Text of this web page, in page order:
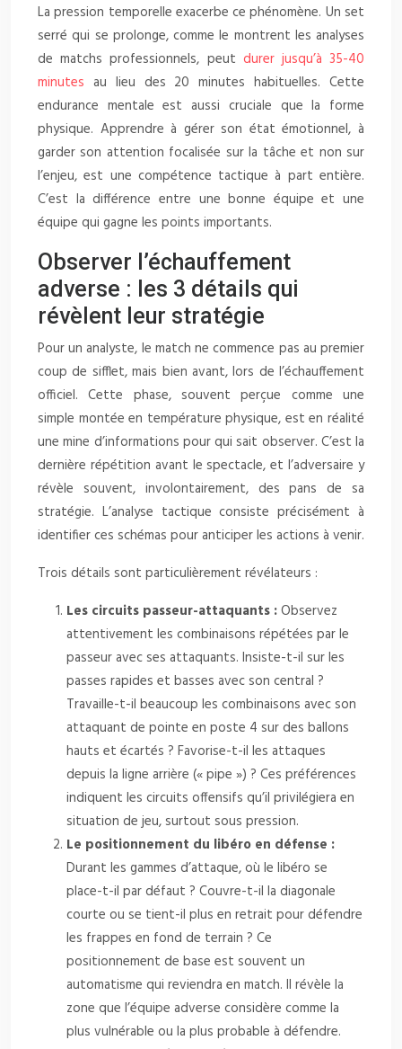
La pression temporelle exacerbe ce phénomène. Un set
serré qui se prolonge, comme le montrent les analyses
de matchs professionnels, peut durer jusqu’à 35-40
minutes au lieu des 20 minutes habituelles. Cette
endurance mentale est aussi cruciale que la forme
physique. Apprendre à gérer son état émotionnel, à
garder son attention focalisée sur la tâche et non sur
l’enjeu, est une compétence tactique à part entière.
C’est la différence entre une bonne équipe et une
équipe qui gagne les points importants.
Observer l’échauffement
adverse : les 3 détails qui
révèlent leur stratégie
Pour un analyste, le match ne commence pas au premier
coup de sifflet, mais bien avant, lors de l’échauffement
officiel. Cette phase, souvent perçue comme une
simple montée en température physique, est en réalité
une mine d’informations pour qui sait observer. C’est la
dernière répétition avant le spectacle, et l’adversaire y
révèle souvent, involontairement, des pans de sa
stratégie. L’analyse tactique consiste précisément à
identifier ces schémas pour anticiper les actions à venir.
Trois détails sont particulièrement révélateurs :
Les circuits passeur-attaquants :Observez
attentivement les combinaisons répétées par le
passeur avec ses attaquants. Insiste-t-il sur les
passes rapides et basses avec son central ?
Travaille-t-il beaucoup les combinaisons avec son
attaquant de pointe en poste 4 sur des ballons
hauts et écartés ? Favorise-t-il les attaques
depuis la ligne arrière (« pipe ») ? Ces préférences
indiquent les circuits offensifs qu’il privilégiera en
situation de jeu, surtout sous pression.
Le positionnement du libéro en défense :
Durant les gammes d’attaque, où le libéro se
place-t-il par défaut ? Couvre-t-il la diagonale
courte ou se tient-il plus en retrait pour défendre
les frappes en fond de terrain ? Ce
positionnement de base est souvent un
automatisme qui reviendra en match. Il révèle la
zone que l’équipe adverse considère comme la
plus vulnérable ou la plus probable à défendre.